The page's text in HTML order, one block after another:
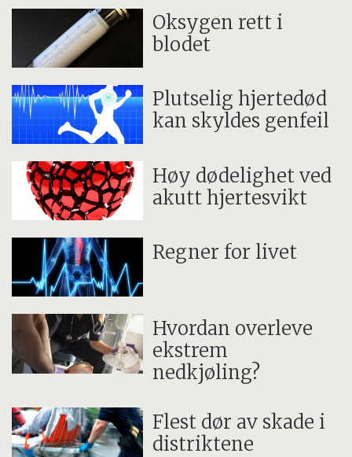
Koma, tilsynelatende død
Puster to ganger i minuttet
Hjertet slår kanskje 10 ganger i minuttet
(Kilde: Røde Kors)
Oksygen rett i
blodet
Plutselig hjertedød
kan skyldes genfeil
Høy dødelighet ved
akutt hjertesvikt
Regner for livet
Hvordan overleve
ekstrem
nedkjøling?
Flest dør av skade i
distriktene